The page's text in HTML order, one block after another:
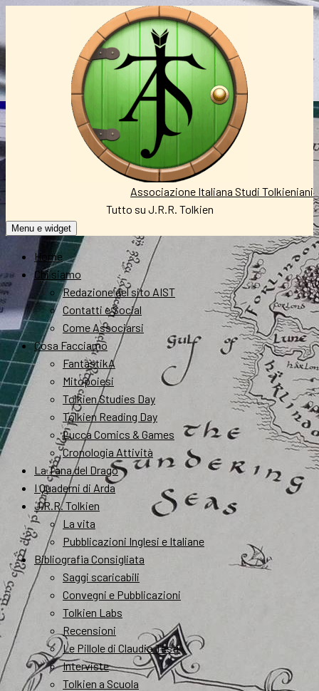
contenuto
Associazione Italiana Studi Tolkieniani
Tutto su J.R.R. Tolkien
Menu e widget
Home
Chi siamo
Redazione del sito AIST
Contatti e Social
Come Associarsi
Cosa Facciamo
FantastikA
Mitopoiesi
Tolkien Studies Day
Tolkien Reading Day
Lucca Comics & Games
Cronologia Attività
La Tana del Drago
I Quaderni di Arda
J.R.R. Tolkien
La vita
Pubblicazioni Inglesi e Italiane
Bibliografia Consigliata
Saggi scaricabili
Convegni e Pubblicazioni
Tolkien Labs
Recensioni
Le Pillole di Claudio Testi
Interviste
Tolkien a Scuola